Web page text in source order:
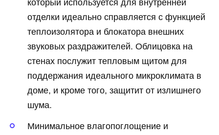
который используется для внутренней
отделки идеально справляется с функцией
теплоизолятора и блокатора внешних
звуковых раздражителей. Облицовка на
стенах послужит тепловым щитом для
поддержания идеального микроклимата в
доме, и кроме того, защитит от излишнего
шума.
Минимальное влагопоглощение и